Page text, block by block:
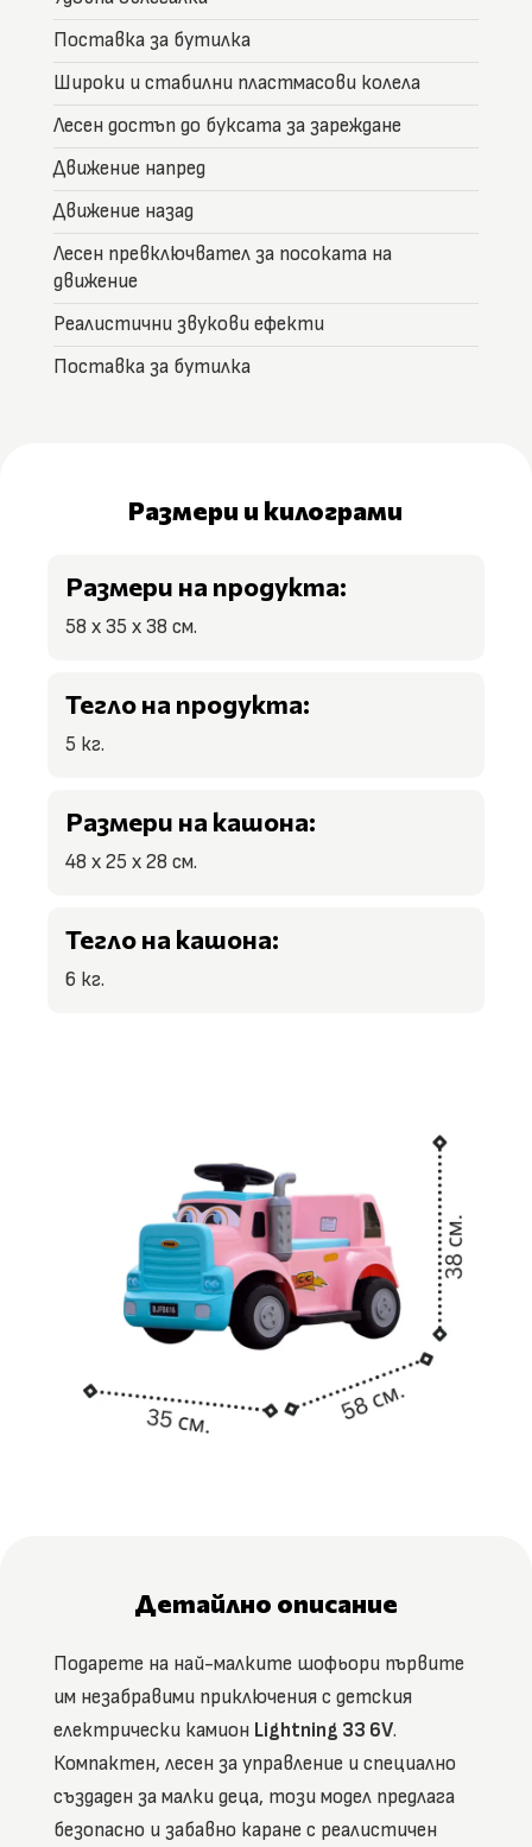
Поставка за бутилка
Широки и стабилни пластмасови колела
Лесен достъп до буксата за зареждане
Движение напред
Движение назад
Лесен превключвател за посоката на
движение
Реалистични звукови ефекти
Поставка за бутилка
Размери и килограми
Размери на продукта:
58 х 35 х 38 см.
Тегло на продукта:
5 кг.
Размери на кашона:
48 х 25 х 28 см.
Тегло на кашона:
6 кг.
Детайлно описание
Подарете на най-малките шофьори първите
им незабравими приключения с детския
електрически камион Lightning 33 6V.
Компактен, лесен за управление и специално
създаден за малки деца, този модел предлага
безопасно и забавно каране с реалистичен